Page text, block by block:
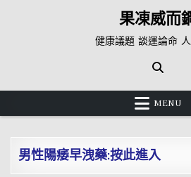
果凍威而
健康議題 談運論命
MENU
男性陽痿早洩藥:按此進入